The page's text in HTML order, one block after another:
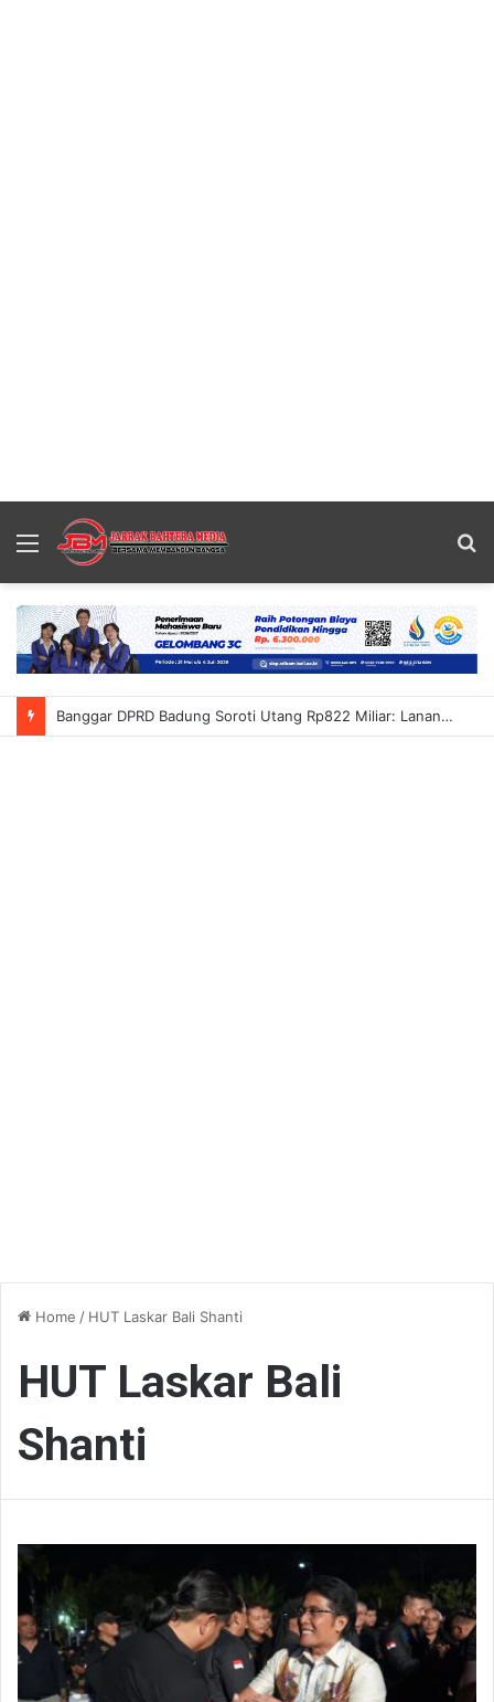
Menu
Banggar DPRD Badung Soroti Utang Rp822 Miliar: Lanang Umbara Minta Pemerataan Pembangunan Hingga Petang Dalam KUA-PPAS 2027
Home / HUT Laskar Bali Shanti
HUT Laskar Bali
Shanti